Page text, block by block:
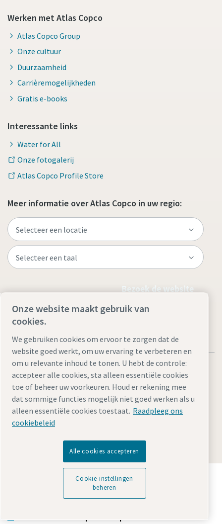
Werken met Atlas Copco
Atlas Copco Group
Onze cultuur
Duurzaamheid
Carrièremogelijkheden
Gratis e-books
Interessante links
Water for All
Onze fotogalerij
Atlas Copco Profile Store
Meer informatie over Atlas Copco in uw regio:
Bezoek de website
Juridische kennisgevingen en privacyverklaringen
Cookie-instellingen beheren
© 2026 Atlas Copco AB
Ontdek hoe Atlas Copco Group technologie mogelijk
maakt die de toekomst transformeert.
Bezoek de Atlas Copco Group website
Onze website maakt gebruik van
cookies.
We gebruiken cookies om ervoor te zorgen dat de
website goed werkt, om uw ervaring te verbeteren en
om u relevante inhoud te tonen. U hebt de controle:
accepteer alle cookies, sta alleen essentiële cookies
toe of beheer uw voorkeuren. Houd er rekening mee
dat sommige functies mogelijk niet goed werken als u
alleen essentiële cookies toestaat. Raadpleeg ons
cookiebeleid
Alle cookies accepteren
Cookie-instellingen
beheren